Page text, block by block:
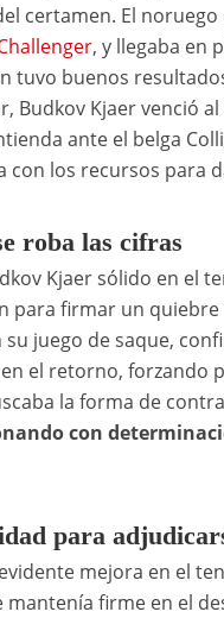
certamen. El
, y llegaba en
tuvo buenos
Budkov Kjaer venció
ante el belga
los recursos para
roba las cifras
Kjaer sólido en el
para firmar un
juego de saque,
el retorno, forzando
la forma de
con
para
mejora en el
firme en el